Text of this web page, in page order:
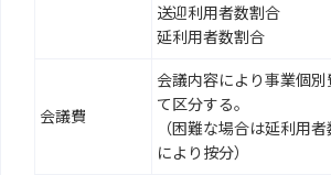
送迎利用者数割合
延利用者数割合
会議費
会議内容により事業個別
て区分する。
（困難な場合は延利用
により按分）